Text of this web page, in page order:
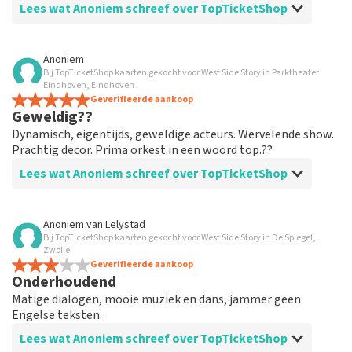
Lees wat Anoniem schreef over TopTicketShop
Beoordeling van Anoniem over
prima geregeld
weer een geweldige ervaring via Top TicketShop. alles
weer goed geregeld.
Anoniem
Bij TopTicketShop kaarten gekocht voor West Side Story in Parktheater
Eindhoven, Eindhoven
Geverifieerde aankoop
Geweldig??
Dynamisch, eigentijds, geweldige acteurs. Wervelende show.
Prachtig decor. Prima orkest.in een woord top.??
Lees wat Anoniem schreef over TopTicketShop
Beoordeling van Anoniem over
Geolied
Goede mailwisseling. En efficiënt geregeld. Gewoon
goed georganiseerd. Houden zo
Anoniem van Lelystad
Bij TopTicketShop kaarten gekocht voor West Side Story in De Spiegel,
Zwolle
Geverifieerde aankoop
Onderhoudend
Matige dialogen, mooie muziek en dans, jammer geen
Engelse teksten.
Lees wat Anoniem schreef over TopTicketShop